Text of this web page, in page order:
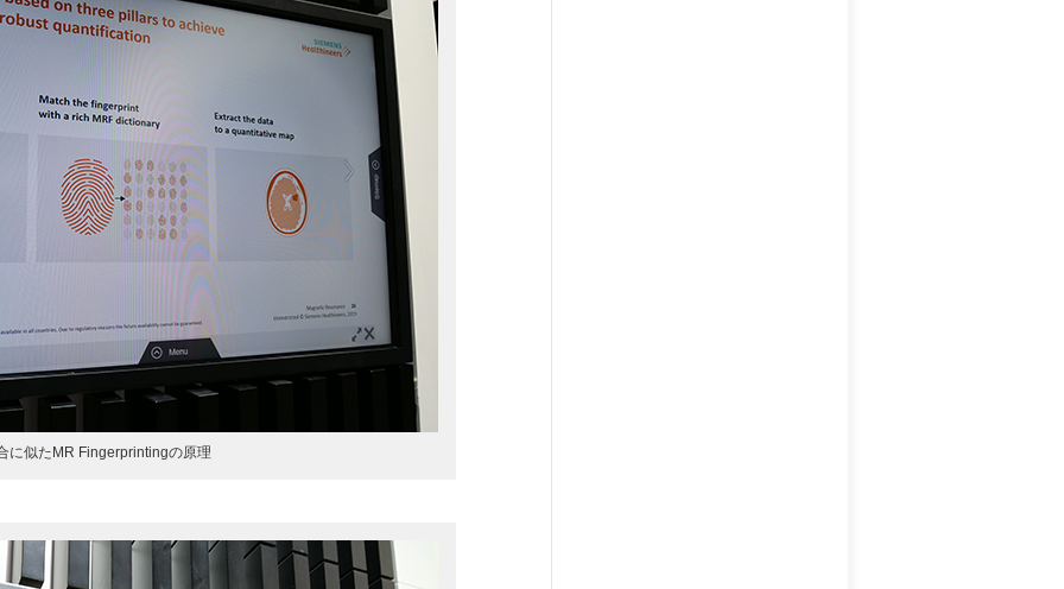
に似たMR Fingerprintingの原理